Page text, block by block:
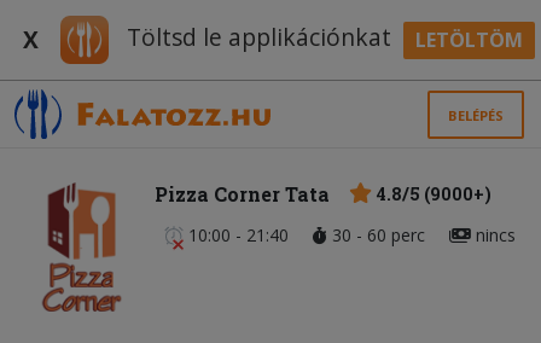
X Töltsd le applikációnkat LETÖLTÖM
BELÉPÉS
Pizza Corner Tata
4.8/5 (9000+)
10:00 - 21:40
30 - 60 perc nincs